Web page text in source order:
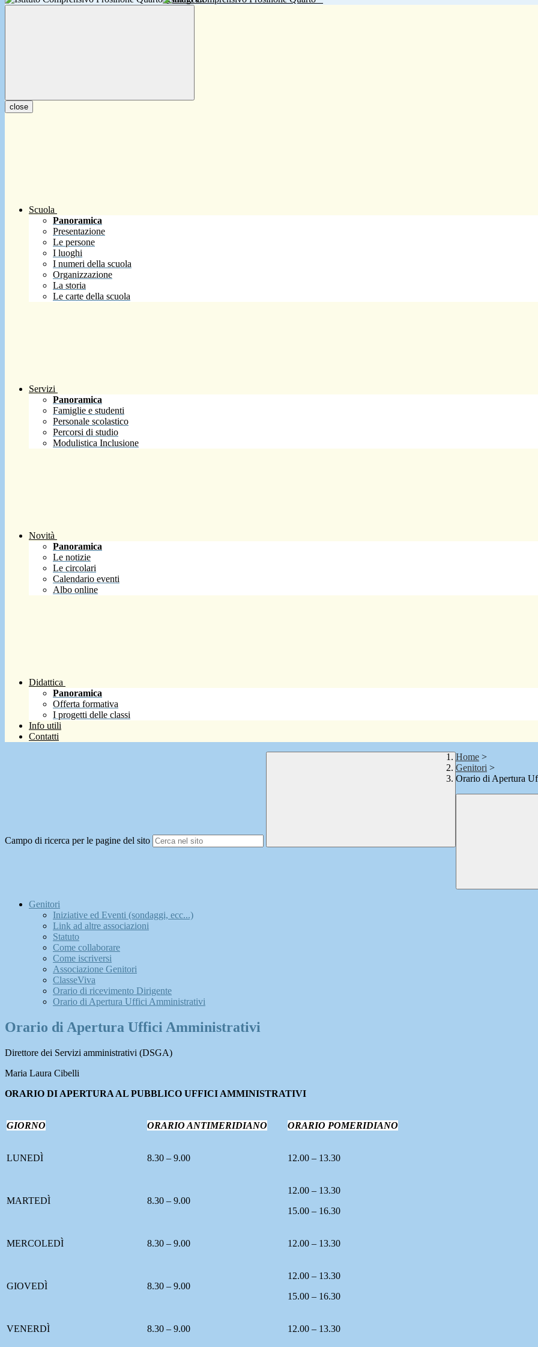
close
Scuola
Panoramica
Presentazione
Le persone
I luoghi
I numeri della scuola
Organizzazione
La storia
Le carte della scuola
Servizi
Panoramica
Famiglie e studenti
Personale scolastico
Percorsi di studio
Modulistica Inclusione
Novità
Panoramica
Le notizie
Le circolari
Calendario eventi
Albo online
Didattica
Panoramica
Offerta formativa
I progetti delle classi
Info utili
Contatti
Campo di ricerca per le pagine del sito
Home >
Genitori >
Orario di Apertura
Genitori
Iniziative ed Eventi (sondaggi, ecc...)
Link ad altre associazioni
Statuto
Come collaborare
Come iscriversi
Associazione Genitori
ClasseViva
Orario di ricevimento Dirigente
Orario di Apertura Uffici Amministrativi
Orario di Apertura Uffici Amministrativi
Direttore dei Servizi amministrativi (DSGA)
Maria Laura Cibelli
ORARIO DI APERTURA AL PUBBLICO UFFICI AMMINISTRATIVI
GIORNO ORARIO ANTIMERIDIANO ORARIO POMERIDIANO
LUNEDÌ 8.30 – 9.00 12.00 – 13.30
MARTEDÌ 8.30 – 9.00
12.00 – 13.30
15.00 – 16.30
MERCOLEDÌ 8.30 – 9.00 12.00 – 13.30
GIOVEDÌ 8.30 – 9.00
12.00 – 13.30
15.00 – 16.30
VENERDÌ 8.30 – 9.00 12.00 – 13.30